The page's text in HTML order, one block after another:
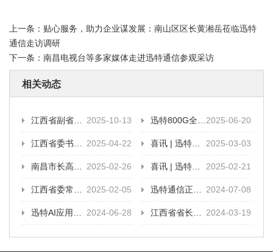
上一条： 贴心服务，助力企业谋发展：南山区区长黄湘岳莅临迅特
通信走访调研
下一条： 南昌电视台等多家媒体走进迅特通信参观采访
相关动态
2025-10-13
江西省副省长夏文勇到迅特通信走访调研 2025-06-20
迅特800G全系列光模块通过CFCF互联互通测试认证
2025-04-22
江西省委书记尹弘深入迅特通信进行调研 2025-03-03
喜讯 | 迅特通信荣获“双料”殊荣
2025-02-26
南昌市长高世文莅临迅特通信调研 2025-02-21
喜讯 | 迅特通信荣获南昌市2024年度制造业重点产业链优强企业
2025-02-05
江西省委常委、南昌市委书记李红军走访慰问迅特通信 2024-07-08
迅特通信正式加入开放数据中心委员会（ODCC）
2024-06-28
迅特AI应用光模块系列成功通过CFCF互联互通测试认证 2024-03-19
江西省省长叶建春到迅特通信调研